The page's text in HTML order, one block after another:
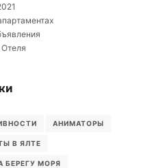
АНИМАТОРЫ
В ЯЛТЕ
БЕРЕГУ МОРЯ